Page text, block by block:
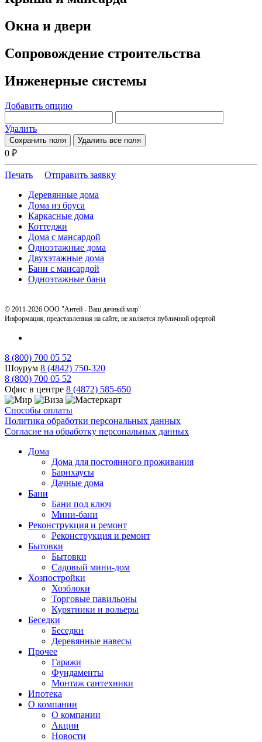
Окна и двери
Сопровождение строительства
Инженерные системы
Добавить опцию
Удалить
Сохранить поля Удалить все поля
0 ₽
Печать
Отправить заявку
Деревянные дома
Дома из бруса
Каркасные дома
Коттеджи
Дома с мансардой
Одноэтажные дома
Двухэтажные дома
Бани с мансардой
Одноэтажные бани
© 2011-2026 ООО "Антей - Ваш дачный мир"
Информация, представленная на сайте, не является публичной офертой
8 (800) 700 05 52
Шоурум 8 (4842) 750-320
8 (800) 700 05 52
Офис в центре 8 (4872) 585-650
Способы оплаты
Политика обработки персональных данных
Согласие на обработку персональных данных
Дома
Дома для постоянного проживания
Барнхаусы
Дачные дома
Бани
Бани под ключ
Мини-бани
Реконструкция и ремонт
Реконструкция и ремонт
Бытовки
Бытовки
Садовый мини-дом
Хозпостройки
Хозблоки
Торговые павильоны
Курятники и вольеры
Беседки
Беседки
Деревянные навесы
Прочее
Гаражи
Фундаменты
Монтаж сантехники
Ипотека
О компании
О компании
Акции
Новости